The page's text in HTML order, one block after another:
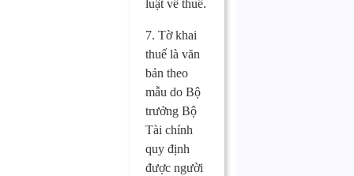
luật về thuế.
7. Tờ khai
thuế là văn
bản theo
mẫu do Bộ
trưởng Bộ
Tài chính
quy định
được người